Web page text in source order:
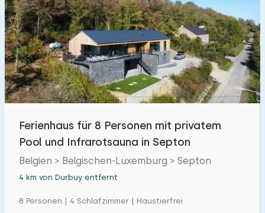
Ferienhaus für 8 Personen mit privatem
Pool und Infrarotsauna in Septon
Belgien > Belgischen-Luxemburg > Septon
4 km von Durbuy entfernt
8 Personen | 4 Schlafzimmer | Haustierfrei